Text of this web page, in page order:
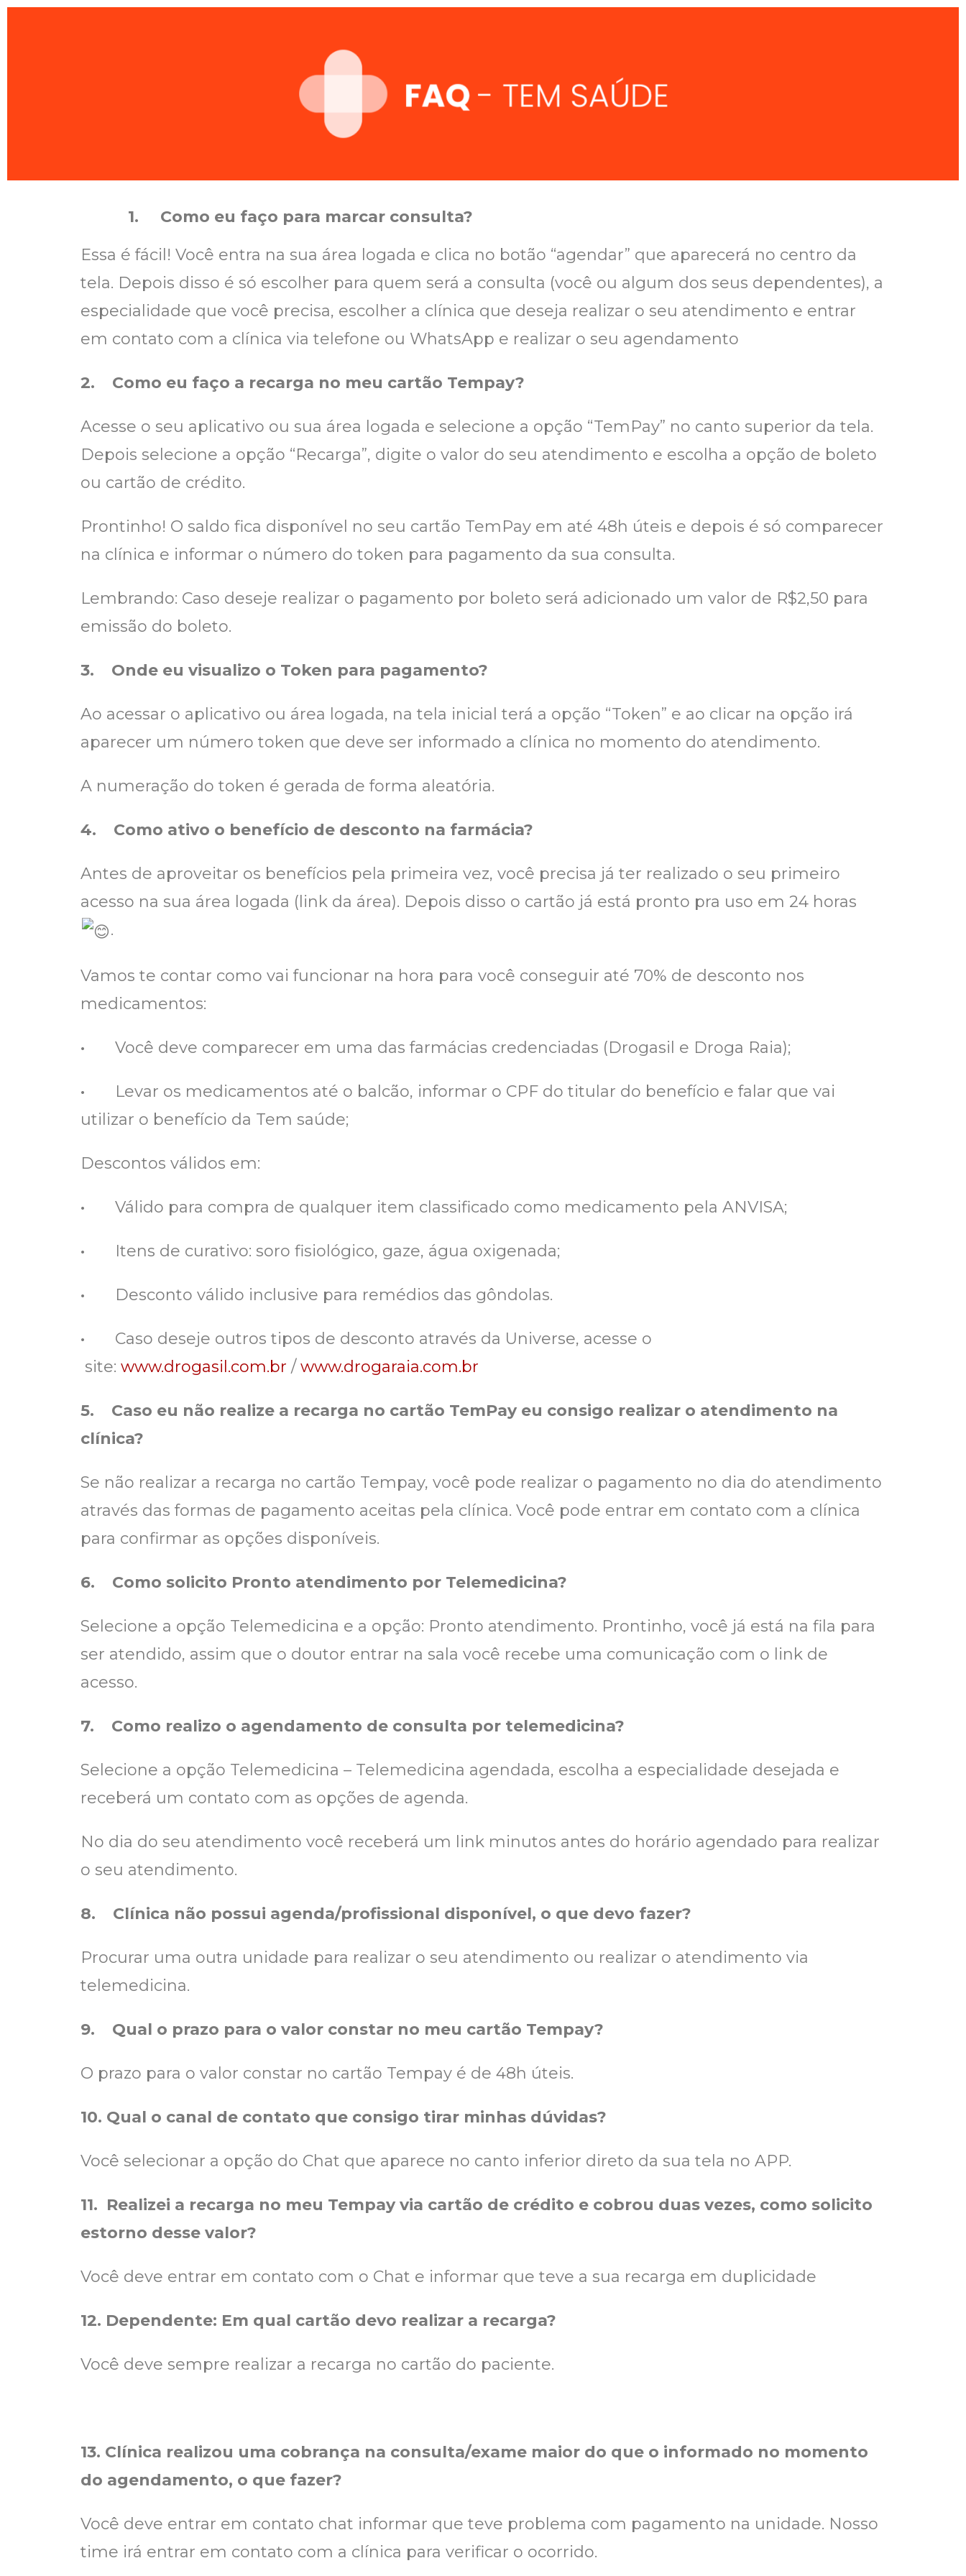
1. Como eu faço para marcar consulta?
Essa é fácil! Você entra na sua área logada e clica no botão “agendar” que aparecerá no centro da
tela. Depois disso é só escolher para quem será a consulta (você ou algum dos seus dependentes), a
especialidade que você precisa, escolher a clínica que deseja realizar o seu atendimento e entrar
em contato com a clínica via telefone ou WhatsApp e realizar o seu agendamento
2. Como eu faço a recarga no meu cartão Tempay?
Acesse o seu aplicativo ou sua área logada e selecione a opção “TemPay” no canto superior da tela.
Depois selecione a opção “Recarga”, digite o valor do seu atendimento e escolha a opção de boleto
ou cartão de crédito.
Prontinho! O saldo fica disponível no seu cartão TemPay em até 48h úteis e depois é só comparecer
na clínica e informar o número do token para pagamento da sua consulta.
Lembrando: Caso deseje realizar o pagamento por boleto será adicionado um valor de R$2,50 para
emissão do boleto.
3. Onde eu visualizo o Token para pagamento?
Ao acessar o aplicativo ou área logada, na tela inicial terá a opção “Token” e ao clicar na opção irá
aparecer um número token que deve ser informado a clínica no momento do atendimento.
A numeração do token é gerada de forma aleatória.
4. Como ativo o benefício de desconto na farmácia?
Antes de aproveitar os benefícios pela primeira vez, você precisa já ter realizado o seu primeiro
acesso na sua área logada (link da área). Depois disso o cartão já está pronto pra uso em 24 horas
.
Vamos te contar como vai funcionar na hora para você conseguir até 70% de desconto nos
medicamentos:
· Você deve comparecer em uma das farmácias credenciadas (Drogasil e Droga Raia);
·
Levar os medicamentos até o balcão, informar o CPF do titular do benefício e falar que vai
utilizar o benefício da Tem saúde;
Descontos válidos em:
· Válido para compra de qualquer item classificado como medicamento pela ANVISA;
· Itens de curativo: soro fisiológico, gaze, água oxigenada;
· Desconto válido inclusive para remédios das gôndolas.
· Caso deseje outros tipos de desconto através da Universe, acesse o
site: www.drogasil.com.br /www.drogaraia.com.br
5. Caso eu não realize a recarga no cartão TemPay eu consigo realizar o atendimento na
clínica?
Se não realizar a recarga no cartão Tempay, você pode realizar o pagamento no dia do atendimento
através das formas de pagamento aceitas pela clínica. Você pode entrar em contato com a clínica
para confirmar as opções disponíveis.
6. Como solicito Pronto atendimento por Telemedicina?
Selecione a opção Telemedicina e a opção: Pronto atendimento. Prontinho, você já está na fila para
ser atendido, assim que o doutor entrar na sala você recebe uma comunicação com o link de
acesso.
7. Como realizo o agendamento de consulta por telemedicina?
Selecione a opção Telemedicina – Telemedicina agendada, escolha a especialidade desejada e
receberá um contato com as opções de agenda.
No dia do seu atendimento você receberá um link minutos antes do horário agendado para realizar
o seu atendimento.
8. Clínica não possui agenda/profissional disponível, o que devo fazer?
Procurar uma outra unidade para realizar o seu atendimento ou realizar o atendimento via
telemedicina.
9. Qual o prazo para o valor constar no meu cartão Tempay?
O prazo para o valor constar no cartão Tempay é de 48h úteis.
10. Qual o canal de contato que consigo tirar minhas dúvidas?
Você selecionar a opção do Chat que aparece no canto inferior direto da sua tela no APP.
11. Realizei a recarga no meu Tempay via cartão de crédito e cobrou duas vezes, como solicito
estorno desse valor?
Você deve entrar em contato com o Chat e informar que teve a sua recarga em duplicidade
12. Dependente: Em qual cartão devo realizar a recarga?
Você deve sempre realizar a recarga no cartão do paciente.
13. Clínica realizou uma cobrança na consulta/exame maior do que o informado no momento
do agendamento, o que fazer?
Você deve entrar em contato chat informar que teve problema com pagamento na unidade. Nosso
time irá entrar em contato com a clínica para verificar o ocorrido.